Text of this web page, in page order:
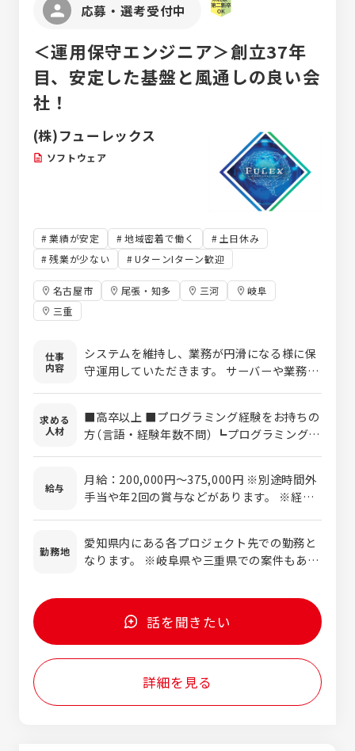
応募・選考受付中
＜運用保守エンジニア＞創立37年
目、安定した基盤と風通しの良い会
社！
(株)フューレックス
ソフトウェア
業績が安定 地域密着で働く
土日休み
残業が少ない
UターンIターン歓迎
名古屋市 尾張・知多 三河
岐阜
三重
仕事
内容
システムを維持し、業務が円滑になる様に保
守運用していただきます。 サーバーや業務ア
などを行います。
求める
人材
■高卒以上 ■プログラミング経験をお持ちの
方（言語・経験年数不問） ┗プログラミング言
ブランクも問いません。 ＊新卒・既卒に関し
ては理系のみ対象。
給与
月給：200,000円〜375,000円 ※別途時間外
手当や年2回の賞与などがあります。 ※経
420万円 入社5年目：32歳・・・540万円 入
社10年目：43歳・・・660万円
勤務地
愛知県内にある各プロジェクト先での勤務と
なります。 ※岐阜県や三重県での案件もあり
★希望勤務地を考慮して決定します。
話を聞きたい
詳細を見る